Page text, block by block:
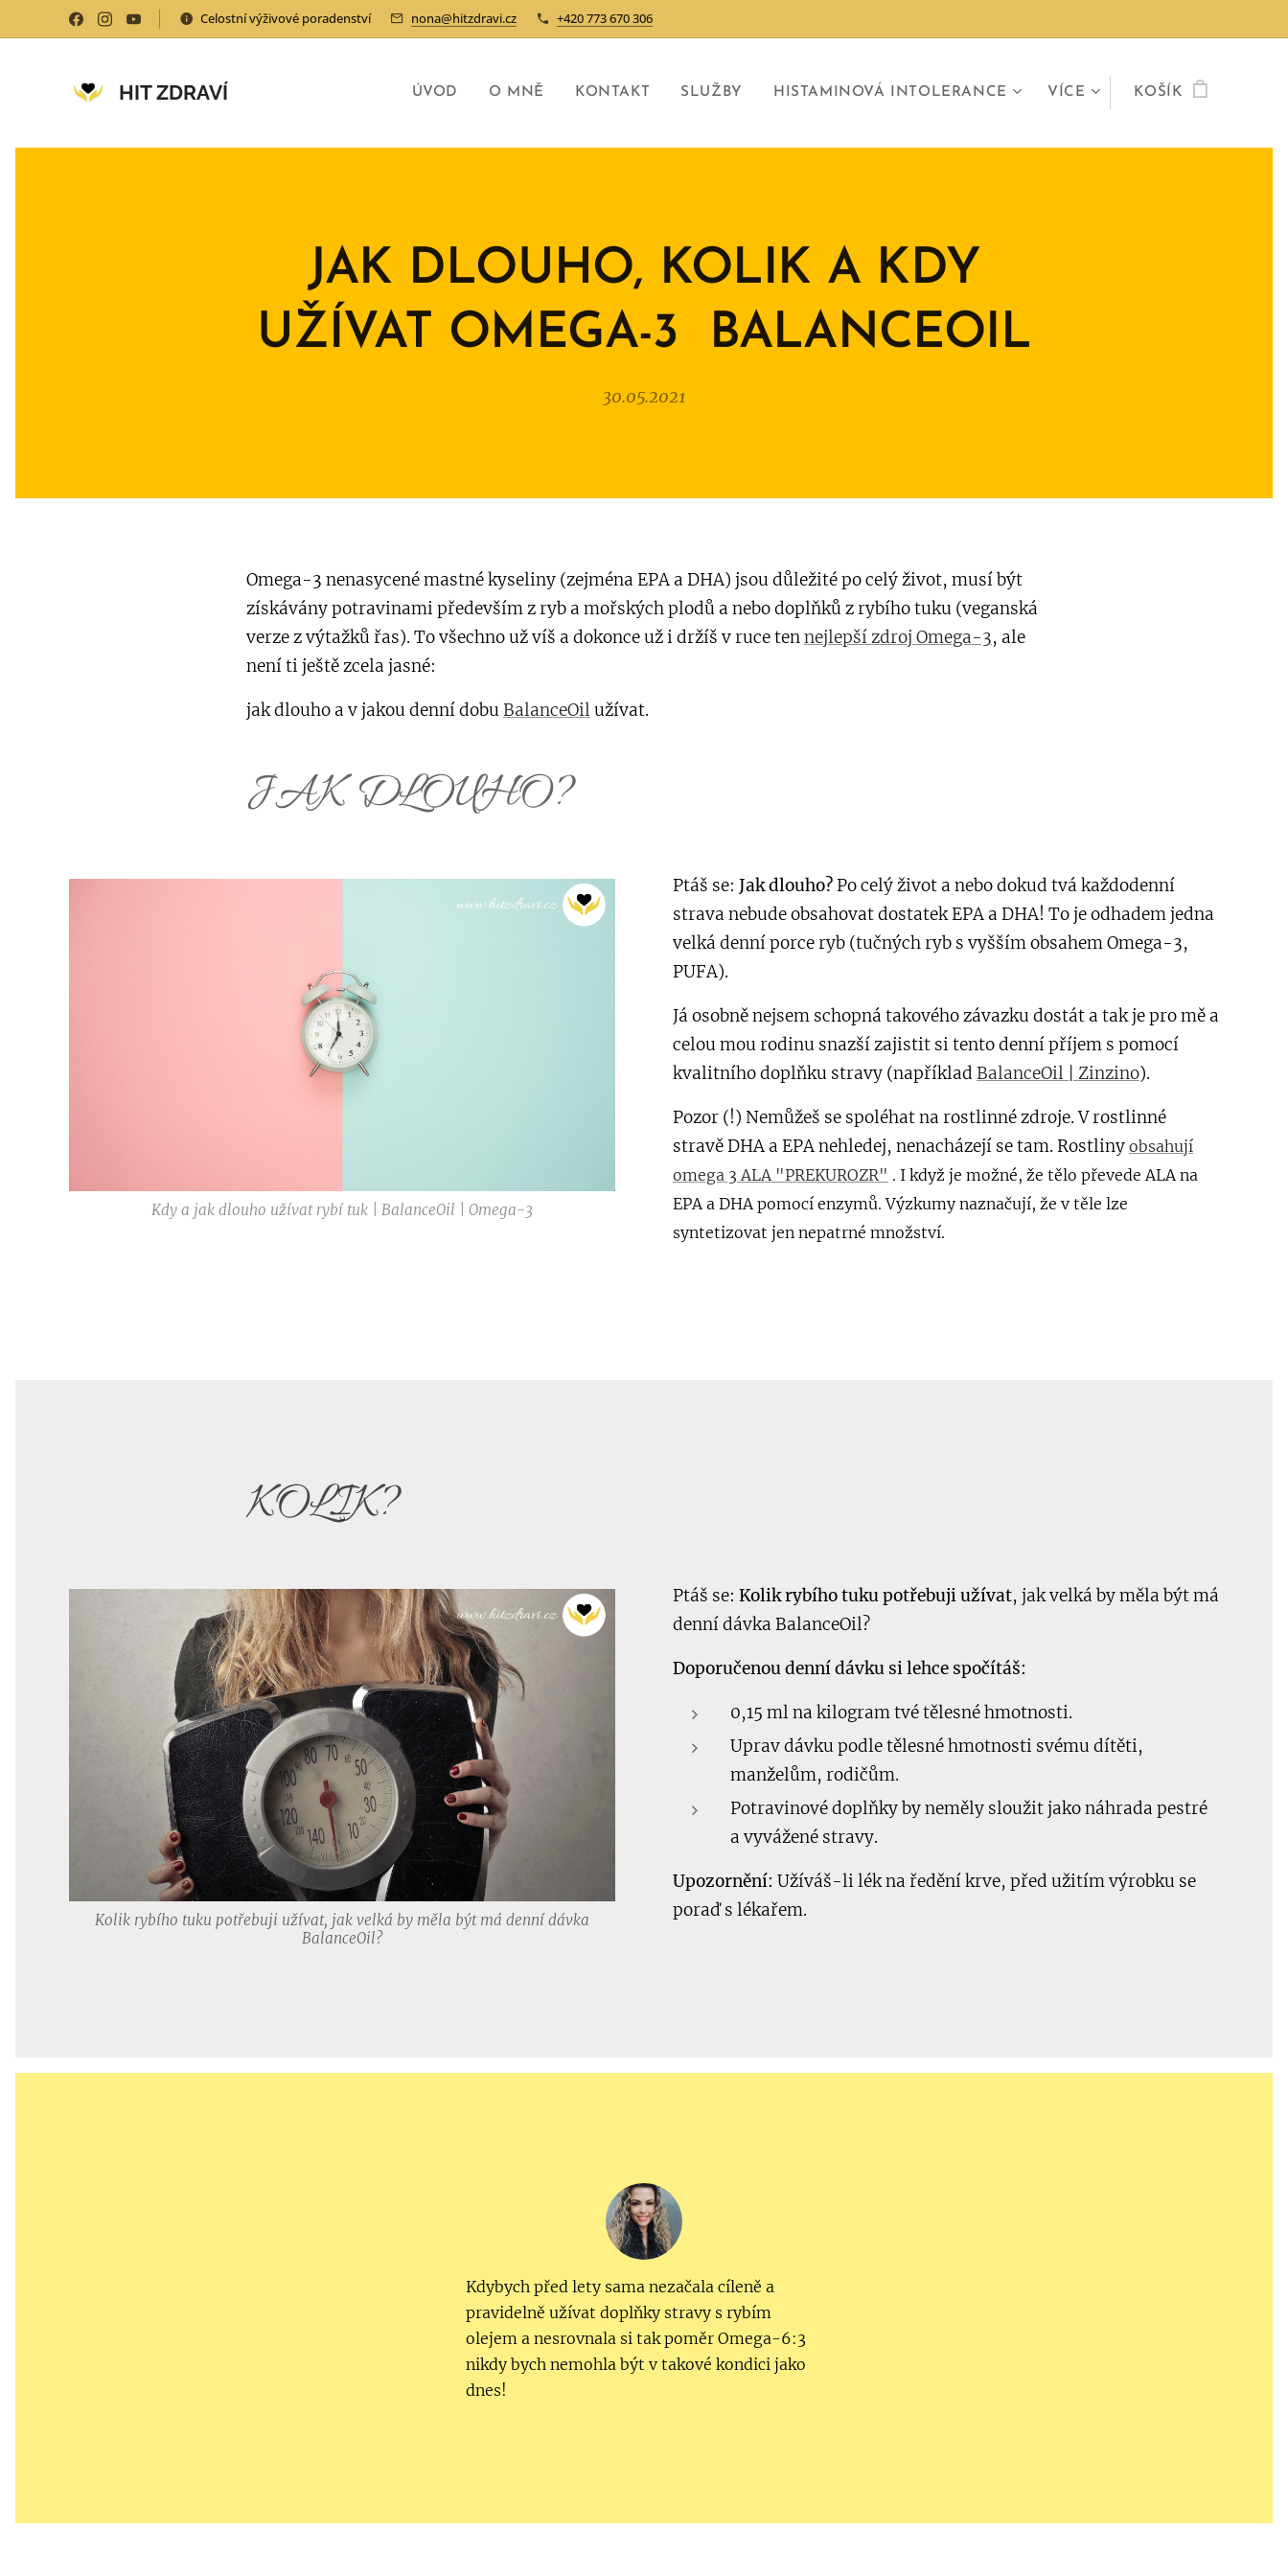
Celostní výživové poradenství nona@hitzdravi.cz +420 773 670 306
HIT ZDRAVÍ ÚVOD O MNĚ KONTAKT SLUŽBY HISTAMINOVÁ INTOLERANCE VÍCE KOŠÍK
JAK DLOUHO, KOLIK A KDY
UŽÍVAT OMEGA-3 BALANCEOIL
30.05.2021
Omega-3 nenasycené mastné kyseliny (zejména EPA a DHA) jsou důležité po celý život, musí být
získávány potravinami především z ryb a mořských plodů a nebo doplňků z rybího tuku (veganská
verze z výtažků řas). To všechno už víš a dokonce už i držíš v ruce tennejlepší zdroj Omega-3, ale
není ti ještě zcela jasné:
jak dlouho a v jakou denní dobu BalanceOilužívat.
JAK DLOUHO?
Kdy a jak dlouho užívat rybí tuk | BalanceOil | Omega-3
Ptáš se: Jak dlouho? Po celý život a nebo dokud tvá každodenní
strava nebude obsahovat dostatek EPA a DHA! To je odhadem jedna
velká denní porce ryb (tučných ryb s vyšším obsahem Omega-3,
PUFA).
Já osobně nejsem schopná takového závazku dostát a tak je pro mě a
celou mou rodinu snazší zajistit si tento denní příjem s pomocí
kvalitního doplňku stravy (například BalanceOil | Zinzino).
Pozor (!) Nemůžeš se spoléhat na rostlinné zdroje. V rostlinné
stravě DHA a EPA nehledej, nenacházejí se tam. Rostliny obsahují
omega 3 ALA "PREKUROZR" . I když je možné, že tělo převede ALA na
EPA a DHA pomocí enzymů. Výzkumy naznačují, že v těle lze
syntetizovat jen nepatrné množství.
KOLIK?
Kolik rybího tuku potřebuji užívat, jak velká by měla být má denní dávka
BalanceOil?
Ptáš se: Kolik rybího tuku potřebuji užívat, jak velká by měla být má
denní dávka BalanceOil?
Doporučenou denní dávku si lehce spočítáš:
0,15 ml na kilogram tvé tělesné hmotnosti.
Uprav dávku podle tělesné hmotnosti svému dítěti,
manželům, rodičům.
Potravinové doplňky by neměly sloužit jako náhrada pestré
a vyvážené stravy.
Upozornění: Užíváš-li lék na ředění krve, před užitím výrobku se
poraď s lékařem.
Kdybych před lety sama nezačala cíleně a
pravidelně užívat doplňky stravy s rybím
olejem a nesrovnala si tak poměr Omega-6:3
nikdy bych nemohla být v takové kondici jako
dnes!